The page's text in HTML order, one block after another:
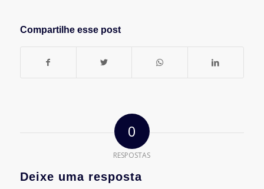
Compartilhe esse post
0
RESPOSTAS
Deixe uma resposta